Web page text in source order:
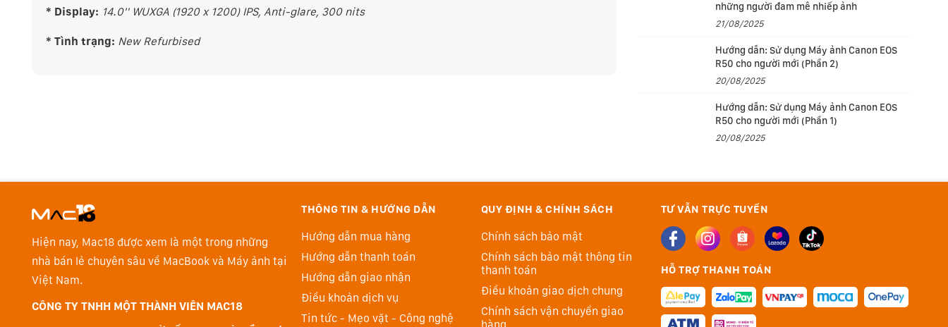
* Display: 14.0'' WUXGA (1920 x 1200) IPS, Anti-glare, 300 nits
* Tình trạng: New Refurbised
những người đam mê nhiếp ảnh
21/08/2025
Hướng dẫn: Sử dụng Máy ảnh Canon EOS
R50 cho người mới (Phần 2)
20/08/2025
Hướng dẫn: Sử dụng Máy ảnh Canon EOS
R50 cho người mới (Phần 1)
20/08/2025
Hiện nay, Mac18 được xem là một trong những
nhà bán lẻ chuyên sâu về MacBook và Máy ảnh tại
Việt Nam.
CÔNG TY TNHH MỘT THÀNH VIÊN MAC18
THÔNG TIN & HƯỚNG DẪN
Hướng dẫn mua hàng
Hướng dẫn thanh toán
Hướng dẫn giao nhận
Điều khoản dịch vụ
Tin tức - Mẹo vặt - Công nghệ
QUY ĐỊNH & CHÍNH SÁCH
Chính sách bảo mật
Chính sách bảo mật thông tin
thanh toán
Điều khoản giao dịch chung
Chính sách vận chuyển giao
TƯ VẪN TRỰC TUYẾN
HỖ TRỢ THANH TOÁN